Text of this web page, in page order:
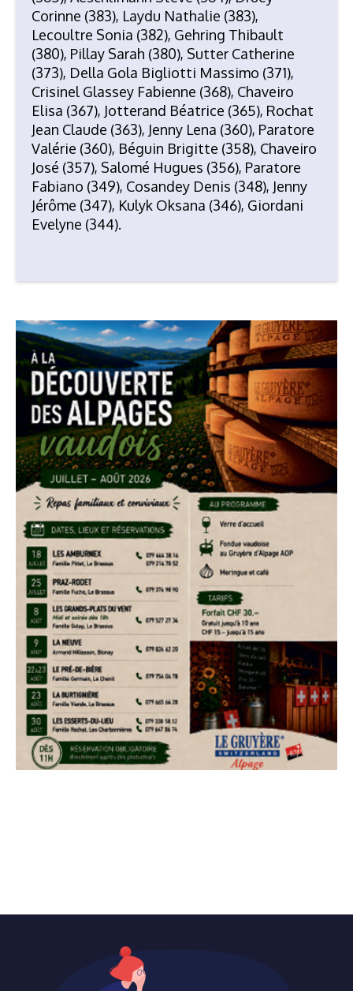
Corinne (383), Laydu Nathalie (383),
Lecoultre Sonia (382), Gehring Thibault
(380), Pillay Sarah (380), Sutter Catherine
(373), Della Gola Bigliotti Massimo (371),
Crisinel Glassey Fabienne (368), Chaveiro
Elisa (367), Jotterand Béatrice (365), Rochat
Jean Claude (363), Jenny Lena (360), Paratore
Valérie (360), Béguin Brigitte (358), Chaveiro
José (357), Salomé Hugues (356), Paratore
Fabiano (349), Cosandey Denis (348), Jenny
Jérôme (347), Kulyk Oksana (346), Giordani
Evelyne (344).